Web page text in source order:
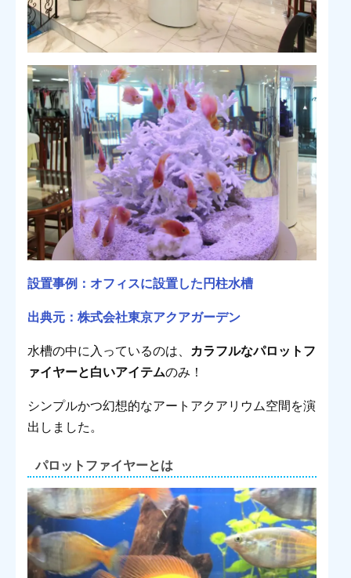
設置事例：オフィスに設置した円柱水槽
出典元：株式会社東京アクアガーデン
水槽の中に入っているのは、 カラフルなパロットフ
ァイヤーと白いアイテムのみ！
シンプルかつ幻想的なアートアクアリウム空間を演
出しました。
パロットファイヤーとは